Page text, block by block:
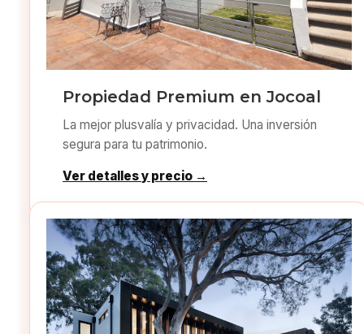
Propiedad Premium en Jocoal
La mejor plusvalía y privacidad. Una inversión
segura para tu patrimonio.
Ver detalles y precio →